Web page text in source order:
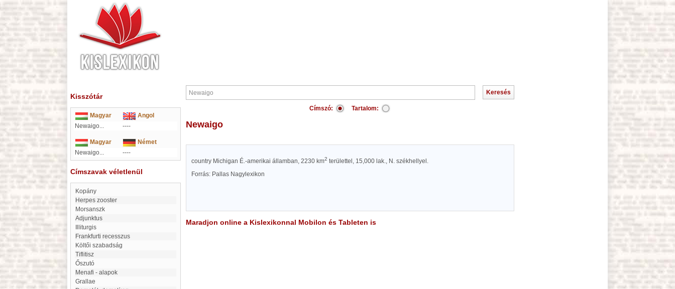
Kisszótár
Magyar
Angol
Newaigo...
----
Magyar
Német
Newaigo...
----
Címszavak véletlenül
Kopány
herpes zooster
Morsanszk
Adjunktus
Illiturgis
Frankfurti recesszus
költői szabadság
Tiflitisz
Őszutó
Menafi - alapok
Grallae
Címszó: Tartalom:
Newaigo
country Michigan É.-amerikai államban, 2230 km2 területtel, 15,000 lak., N. székhellyel.
Forrás: Pallas Nagylexikon
Maradjon online a Kislexikonnal Mobilon és Tableten is